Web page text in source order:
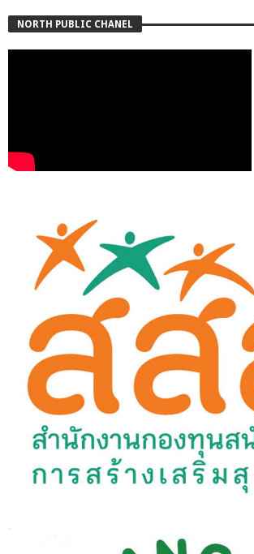
NORTH PUBLIC CHANEL